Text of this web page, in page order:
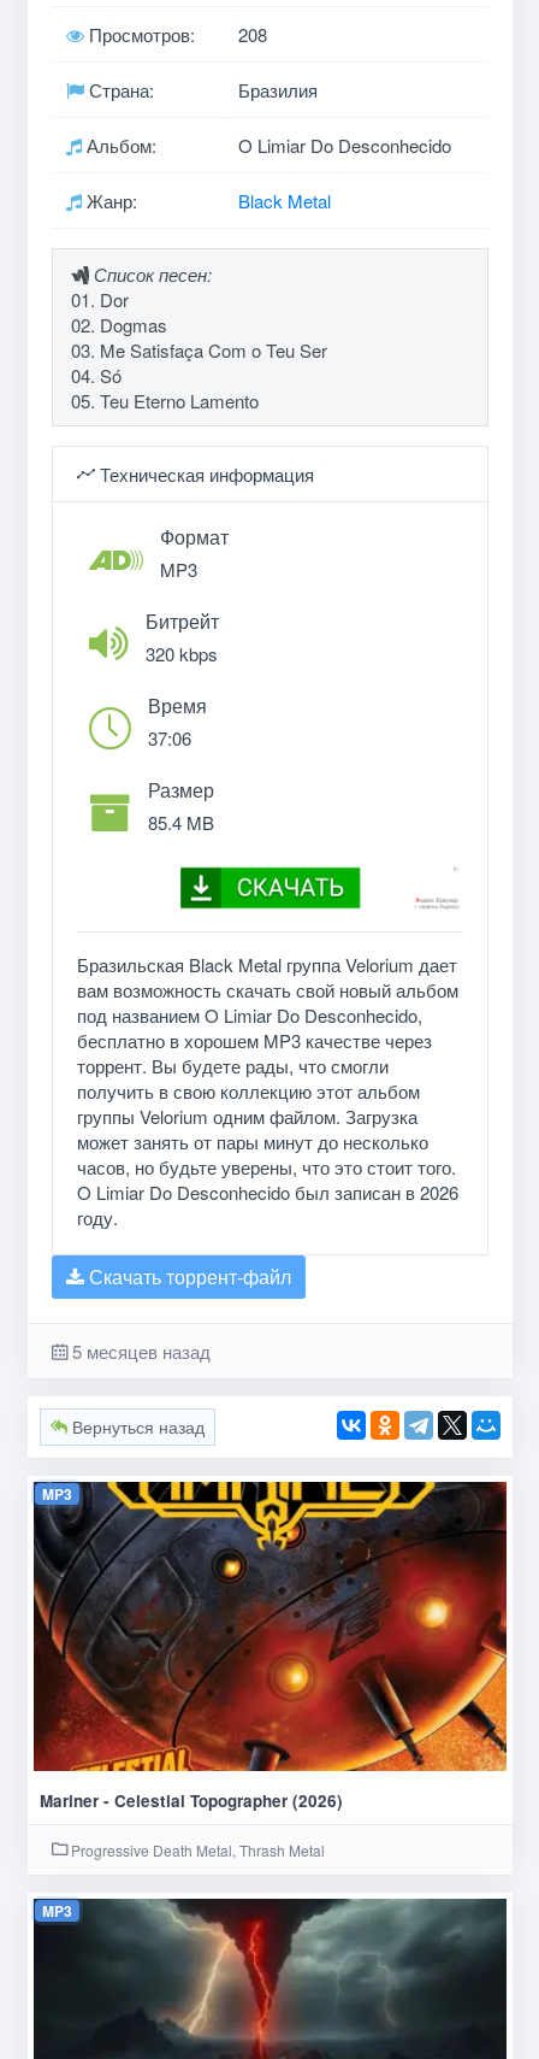
Просмотров: 208
Страна: Бразилия
Альбом: O Limiar Do Desconhecido
Жанр: Black Metal
Список песен:
01. Dor
02. Dogmas
03. Me Satisfaça Com o Teu Ser
04. Só
05. Teu Eterno Lamento
Техническая информация
Формат
MP3
Битрейт
320 kbps
Время
37:06
Размер
85.4 MB
Бразильская Black Metal группа Velorium дает
вам возможность скачать свой новый альбом
под названием O Limiar Do Desconhecido,
бесплатно в хорошем MP3 качестве через
торрент. Вы будете рады, что смогли
получить в свою коллекцию этот альбом
группы Velorium одним файлом. Загрузка
может занять от пары минут до несколько
часов, но будьте уверены, что это стоит того.
O Limiar Do Desconhecido был записан в 2026
году.
Скачать торрент-файл
5 месяцев назад
Вернуться назад
MP3
Mariner - Celestial Topographer (2026)
Progressive Death Metal, Thrash Metal
MP3